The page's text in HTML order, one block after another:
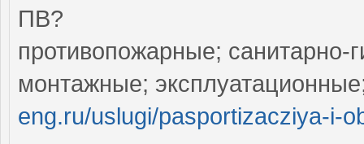
ПВ?
противопожарные; санитарно-
монтажные;
eng.ru/uslugi/pasportizacziya-i-